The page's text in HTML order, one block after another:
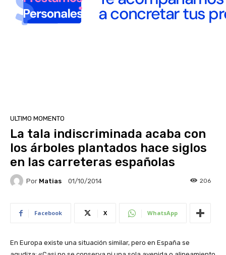
ULTIMO MOMENTO
La tala indiscriminada acaba con
los árboles plantados hace siglos
en las carreteras españolas
Por Matias 01/10/2014 206
Facebook X WhatsApp
En Europa existe una situación similar, pero en España se